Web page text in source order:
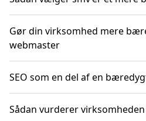
Gør din virksomhed mere
webmaster
SEO som en del af en
Sådan vurderer